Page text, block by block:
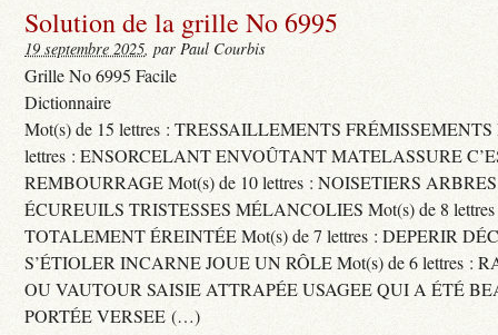
Solution de la grille No 6995
19 septembre 2025, par Paul Courbis
Grille No 6995 Facile
Dictionnaire
Mot(s) de 15 lettres : TRESSAILLEMENTS FRÉMISSEMENTS
lettres : ENSORCELANT ENVOÛTANT MATELASSURE
REMBOURRAGE Mot(s) de 10 lettres : NOISETIERS
ÉCUREUILS TRISTESSES MÉLANCOLIES Mot(s) de 8
TOTALEMENT ÉREINTÉE Mot(s) de 7 lettres : DEPERIR
S’ÉTIOLER INCARNE JOUE UN RÔLE Mot(s) de 6 lettres :
OU VAUTOUR SAISIE ATTRAPÉE USAGEE QUI A ÉTÉ
PORTÉE VERSEE (…)